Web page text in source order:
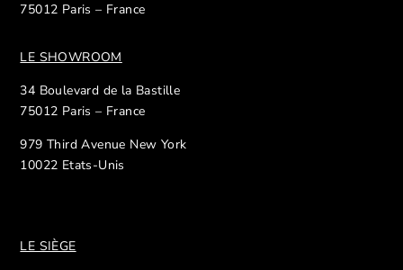
75012 Paris – France
LE SHOWROOM
34 Boulevard de la Bastille
75012 Paris – France
979 Third Avenue New York
10022 Etats-Unis
LE SIÈGE